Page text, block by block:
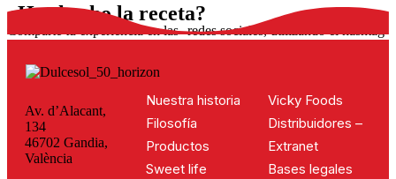
¿Has hecho la receta?
Comparte tu experiencia en las redes sociales, utilizando el hashtag
#dulcesol
@dulcesol
Av. d’Alacant,
134
46702 Gandia,
València
Nuestra historia
Filosofía
Productos
Sweet life
Vicky Foods
Distribuidores –
Extranet
Bases legales